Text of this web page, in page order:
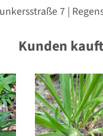
7 |
Kunden